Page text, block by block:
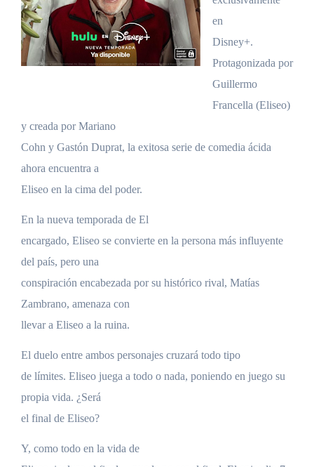
en
Disney+.
Protagonizada por
Guillermo
Francella (Eliseo)
y creada por Mariano
Cohn y Gastón Duprat, la exitosa serie de comedia ácida
ahora encuentra a
Eliseo en la cima del poder.
En la nueva temporada de El
encargado, Eliseo se convierte en la persona más influyente
del país, pero una
conspiración encabezada por su histórico rival, Matías
Zambrano, amenaza con
llevar a Eliseo a la ruina.
El duelo entre ambos personajes cruzará todo tipo
de límites. Eliseo juega a todo o nada, poniendo en juego su
propia vida. ¿Será
el final de Eliseo?
Y, como todo en la vida de